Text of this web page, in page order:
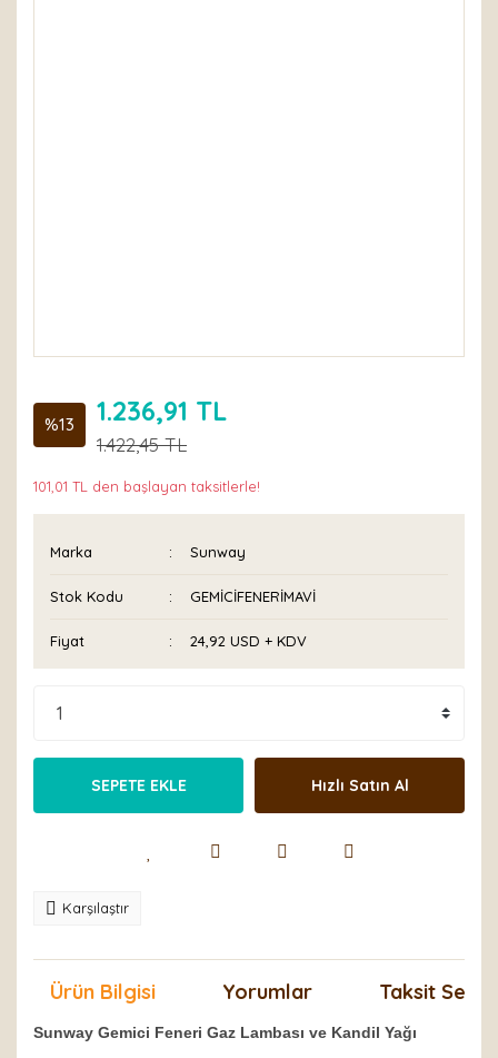
%13 1.236,91 TL
1.422,45 TL
101,01 TL den başlayan taksitlerle!
Marka Sunway
Stok Kodu GEMİCİFENERİMAVİ
Fiyat 24,92 USD + KDV
SEPETE EKLE Hızlı Satın Al
Karşılaştır
Ürün Bilgisi Yorumlar Taksit
Sunway Gemici Feneri Gaz Lambası ve Kandil Yağı